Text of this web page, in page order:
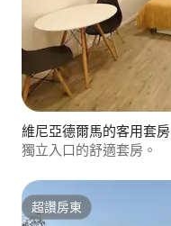
維尼亞德爾馬的客用套房
獨立入口的舒適套房。
超讚房東
超讚房東